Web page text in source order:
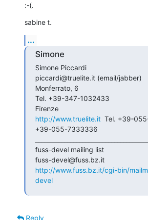
:-(.
sabine t.
...
Simone
Simone Piccardi
piccardi@truelite.it (email/jabber)
Monferrato, 6
Tel. +39-347-1032433
http://www.truelite.it
Tel. +39-
+39-055-7333336
fuss-devel mailing list
http://www.fuss.bz.it/cgi-bin/
devel
Reply